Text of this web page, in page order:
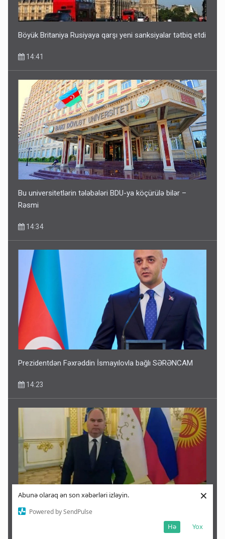
Abunə olaraq ən son xəbərləri izləyin.
Powered by SendPulse
Yox
Hə
×
Böyük Britaniya Rusiyaya qarşı yeni sanksiyalar tətbiq etdi
14:41
Bu universitetlərin tələbələri BDU-ya köçürülə bilər –
Rəsmi
14:34
Prezidentdən Fəxrəddin İsmayılovla bağlı SƏRƏNCAM
14:23
Rusiyadan Qarabağ açıqlaması: Bizimlə heç bir əlaqəsi